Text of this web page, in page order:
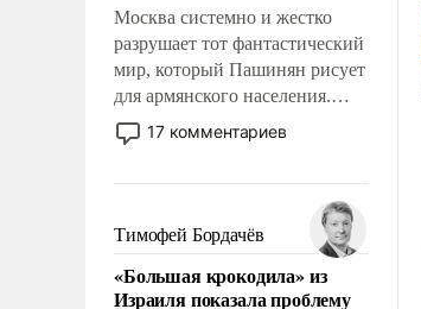
Москва системно и жестко
разрушает тот фантастический
мир, который Пашинян рисует
для армянского населения.
Мир, где политические
прожекты будут безусловно
налогоплательщиков и где
Еревану за свои поступки не
нужно отвечать.
17 комментариев
Тимофей Бордачёв
«Большая крокодила» из
Израиля показала проблему